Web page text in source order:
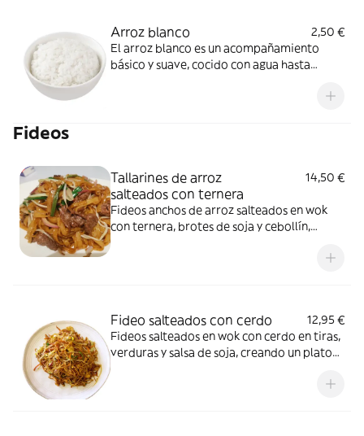
Arroz blanco
2,50 €
El arroz blanco es un acompañamiento
básico y suave, cocido con agua hasta
lo hace ideal para combinar con todo tipo
Fideos
Tallarines de arroz
salteados con ternera
14,50 €
Fideos anchos de arroz salteados en wok
con ternera, brotes de soja y cebollín,
Fideo salteados con cerdo
12,95 €
Fideos salteados en wok con cerdo en tiras,
verduras y salsa de soja, creando un plato